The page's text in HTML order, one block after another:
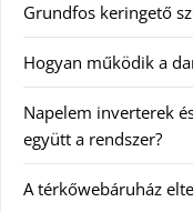
Grundfos keringető
Hogyan működik a
Napelem inverterek
együtt a rendszer?
A térkőwebáruház